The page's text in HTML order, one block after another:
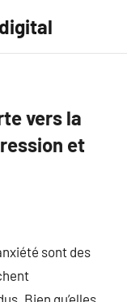
vers la
et
sont des
Bien qu’elles